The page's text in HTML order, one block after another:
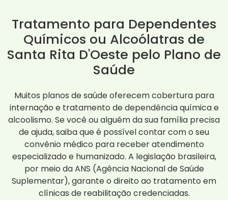
Tratamento para Dependentes
Químicos ou Alcoólatras de
Santa Rita D'Oeste pelo Plano de
Saúde
Muitos planos de saúde oferecem cobertura para
internação e tratamento de dependência química e
alcoolismo. Se você ou alguém da sua família precisa
de ajuda, saiba que é possível contar com o seu
convênio médico para receber atendimento
especializado e humanizado. A legislação brasileira,
por meio da ANS (Agência Nacional de Saúde
Suplementar), garante o direito ao tratamento em
clínicas de reabilitação credenciadas.